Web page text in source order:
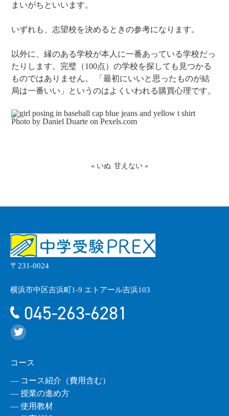
まいがちといいます。
いずれも、志望校を決めるときの参考になります。
以外に、縁のある学校が本人に一番あっている学校だっ
たりします。完璧（100点）の学校を探しても見つかる
ものではありません。 「最初にいいと思ったものが結
局は一番いい」というのはよくいわれる購買心理です。
Photo by Daniel Duarte onPexels.com
« いぬ 甘えない »
〒231-0024
横浜市中区吉浜町1-9 エトアール吉浜103
045-263-6281
コース
― コース紹介（費用含む）
― 授業の進め方
― 使用教材